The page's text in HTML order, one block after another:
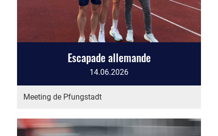
Escapade allemande
14.06.2026
Meeting de Pfungstadt